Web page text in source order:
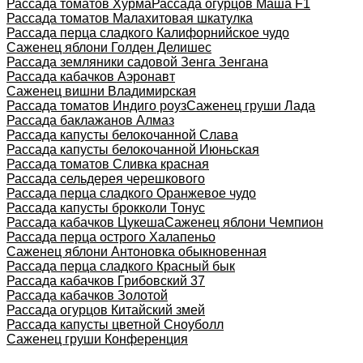
Рассада томатов ХурмаРассада огурцов Маша F1
Рассада томатов Малахитовая шкатулка
Рассада перца сладкого Калифорнийское чудо
Саженец яблони Голден Делишес
Рассада земляники садовой Зенга Зенгана
Рассада кабачков Аэронавт
Саженец вишни Владимирская
Рассада томатов Индиго роузСаженец груши Лада
Рассада баклажанов Алмаз
Рассада капусты белокочанной Слава
Рассада капусты белокочанной Июньская
Рассада томатов Сливка красная
Рассада сельдерея черешкового
Рассада перца сладкого Оранжевое чудо
Рассада капусты брокколи Тонус
Рассада кабачков ЦукешаСаженец яблони Чемпион
Рассада перца острого Халапеньо
Саженец яблони Антоновка обыкновенная
Рассада перца сладкого Красный бык
Рассада кабачков Грибовский 37
Рассада кабачков Золотой
Рассада огурцов Китайский змей
Рассада капусты цветной Сноуболл
Саженец груши Конференция